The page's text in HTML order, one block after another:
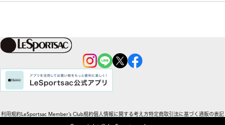
利用規約LeSportsac Member’s Club規約個人情報に関する考え方特定商取引法に基づく通販の表記